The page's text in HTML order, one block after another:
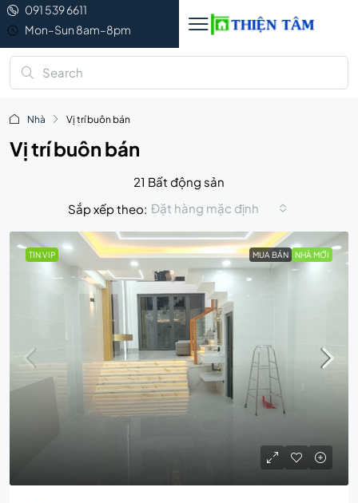
091 539 6611
Mon–Sun 8am–8pm
Nhà Vị trí buôn bán
Vị trí buôn bán
21 Bất động sản
Sắp xếp theo: Đặt hàng mặc định
TIN VIP MUA BÁN NHÀ MỚI